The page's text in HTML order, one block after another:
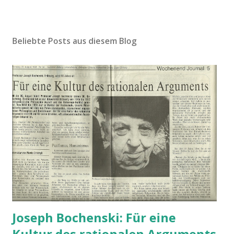
Beliebte Posts aus diesem Blog
Joseph Bochenski: Für eine